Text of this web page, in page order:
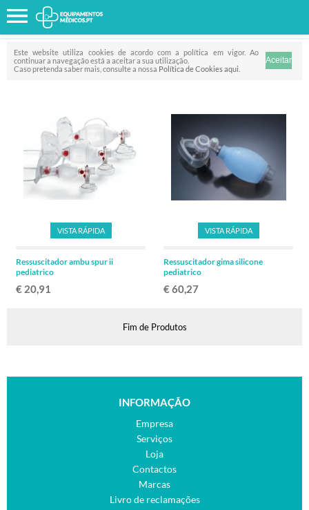
Este website utiliza cookies de acordo com a política em vigor. Ao
continuar a navegação está a aceitar a sua utilização.
Caso pretenda saber mais, consulte a nossa Política de Cookies aqui
FILTRO
Ressuscitador ambu spur ii
pediatrico
€ 20,91
VISTA RÁPIDA
Ressuscitador gima silicone
pediatrico
€ 60,27
VISTA RÁPIDA
Fim de Produtos
INFORMAÇÃO
Empresa
Serviços
Loja
Contactos
Marcas
Livro de reclamações